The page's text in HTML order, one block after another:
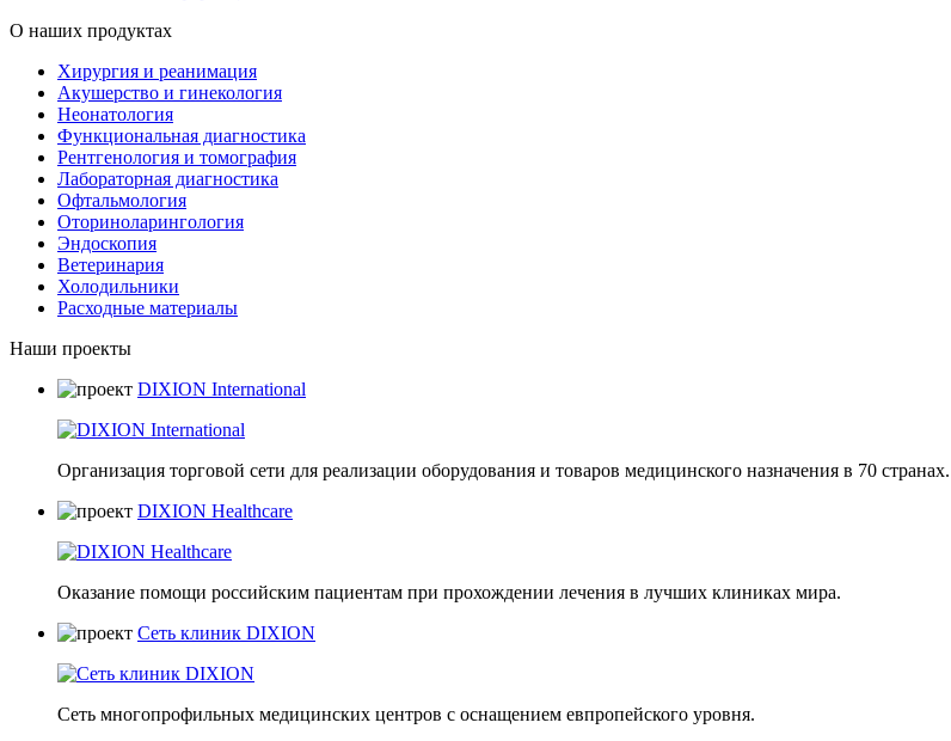
О наших продуктах
Хирургия и реанимация
Акушерство и гинекология
Неонатология
Функциональная диагностика
Рентгенология и томография
Лабораторная диагностика
Офтальмология
Оториноларингология
Эндоскопия
Ветеринария
Холодильники
Расходные материалы
Наши проекты
DIXION International
Организация торговой сети для реализации оборудования и товаров медицинского назначения в 70 странах.
DIXION Healthcare
Оказание помощи российским пациентам при прохождении лечения в лучших клиниках мира.
Сеть клиник DIXION
Сеть многопрофильных медицинских центров с оснащением евпропейского уровня.